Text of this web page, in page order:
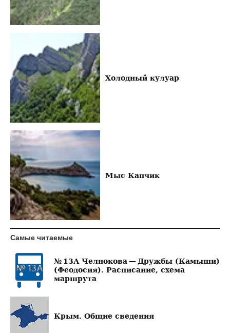
Холодный кулуар
Мыс Капчик
Самые читаемые
№ 13А Челнокова — Дружбы (Камыши)
(Феодосия). Расписание, схема
маршрута
Крым. Общие сведения